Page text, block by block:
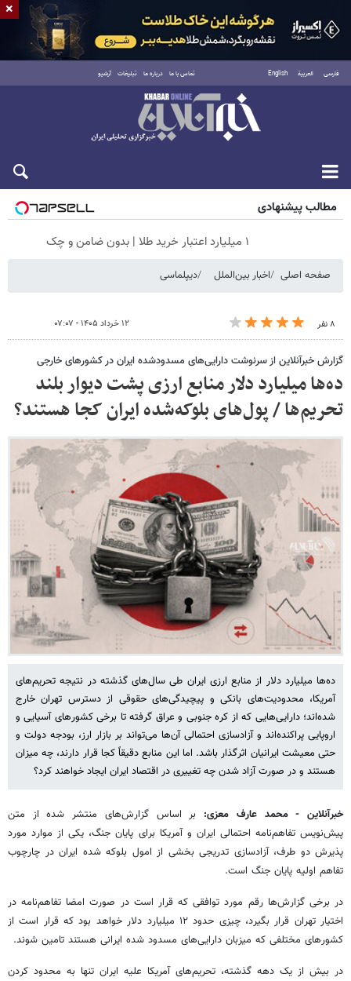
فارسی العربية English تماس با ما درباره ما تبلیغات آرشیو
شنبه ۱۷ مرداد ۱۴۰۵
مطالب پیشنهادی
۱ میلیارد اعتبار خرید طلا | بدون ضامن و چک
صفحه اصلی اخبار بین‌الملل دیپلماسی
۸ نفر ۱۲ خرداد ۱۴۰۵ - ۰۷:۰۷
گزارش خبرآنلاین از سرنوشت دارایی‌های مسدودشده ایران در کشورهای خارجی
ده‌ها میلیارد دلار منابع ارزی پشت دیوار بلند
تحریم‌ها / پول‌های بلوکه‌شده ایران کجا هستند؟
ده‌ها میلیارد دلار از منابع ارزی ایران طی سال‌های گذشته در نتیجه تحریم‌های
آمریکا، محدودیت‌های بانکی و پیچیدگی‌های حقوقی از دسترس تهران خارج
شده‌اند؛ دارایی‌هایی که از کره جنوبی و عراق گرفته تا برخی کشورهای آسیایی و
اروپایی پراکنده‌اند و آزادسازی احتمالی آن‌ها می‌تواند بر بازار ارز، بودجه دولت و
حتی معیشت ایرانیان اثرگذار باشد. اما این منابع دقیقاً کجا قرار دارند، چه میزان
هستند و در صورت آزاد شدن چه تغییری در اقتصاد ایران ایجاد خواهند کرد؟
خبرآنلاین - محمد عارف معزی: بر اساس گزارش‌های منتشر شده از متن
پیش‌نویس تفاهم‌نامه احتمالی ایران و آمریکا برای پایان جنگ، یکی از موارد مورد
پذیرش دو طرف، آزادسازی تدریجی بخشی از امول بلوکه شده ایران در چارچوب
تفاهم اولیه پایان جنگ است.
در برخی گزارش‌ها رقم مورد توافقی که قرار است در صورت امضا تفاهم‌نامه در
اختیار تهران قرار بگیرد، چیزی حدود ۱۲ میلیارد دلار خواهد بود که قرار است از
کشورهای مختلفی که میزبان دارایی‌های مسدود شده ایرانی هستند تامین شوند.
در بیش از یک دهه گذشته، تحریم‌های آمریکا علیه ایران تنها به محدود کردن
×